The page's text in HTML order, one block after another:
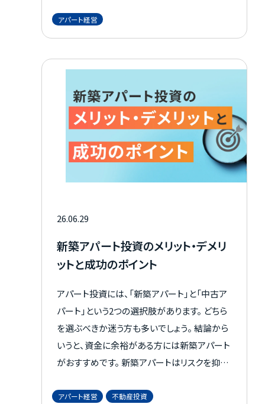
す。 老後資金づくりや資産形成にも有益です。
また、女性ならではの視点やコミュニケーショ
中でも比較的取り組みやすい分野と言えます。
本記事では、女性が抱えやすい不安や疑問点
に加え、経営を成功させるための具体的なポイ
ントをわかりやすく解説します。
アパート経営
26.06.29
新築アパート投資のメリット・デメリ
ットと成功のポイント
アパート投資には、「新築アパート」と「中古ア
パート」という2つの選択肢があります。 どちら
を選ぶべきか迷う方も多いでしょう。 結論から
いうと、資金に余裕がある方には新築アパート
がおすすめです。 新築アパートはリスクを抑え
せます。 この記事では、新築と中古の違い、新
アパート経営 不動産投資